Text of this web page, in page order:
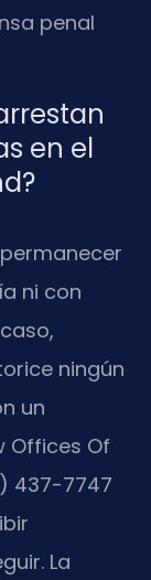
penal
en el
ni con
ningún
un
Offices Of
437-7747
La